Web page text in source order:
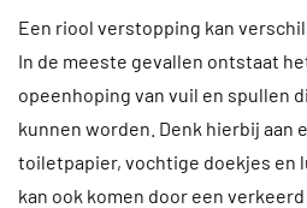
Een riool verstopping kan
In de meeste gevallen ontstaat
opeenhoping van vuil en spullen
kunnen worden. Denk hierbij aan
toiletpapier, vochtige doekjes en
kan ook komen door een